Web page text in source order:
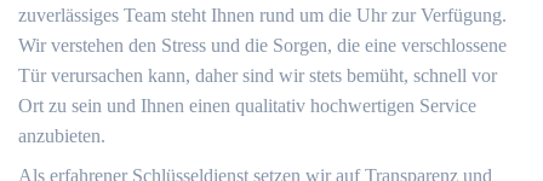
zuverlässiges Team steht Ihnen rund um die Uhr zur Verfügung.​
Wir verstehen den Stress und die Sorgen, die eine verschlossene
Tür verursachen kann, daher sind wir stets bemüht, schnell vor
Ort zu sein und Ihnen einen qualitativ hochwertigen Service
anzubieten.​
Als erfahrener Schlüsseldienst setzen wir auf Transparenz und